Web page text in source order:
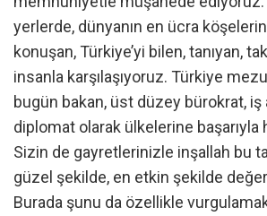
yerlerde, dünyanın en ücra
konuşan, Türkiye’yi bilen, tanıyan,
insanla karşılaşıyoruz. Türkiye
bugün bakan, üst düzey bürokrat, iş
diplomat olarak ülkelerine başarıyla
Sizin de gayretlerinizle inşallah bu
güzel şekilde, en etkin şekilde
Burada şunu da özellikle